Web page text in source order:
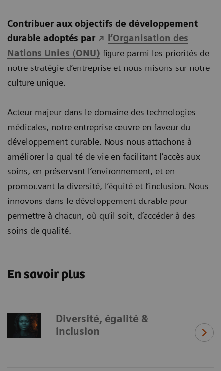
Contribuer aux objectifs de développement
durable adoptés par
l’Organisation des
Nations Unies (ONU) figure parmi les priorités de
notre stratégie d’entreprise et nous misons sur notre
culture unique.
Acteur majeur dans le domaine des technologies
médicales, notre entreprise œuvre en faveur du
développement durable. Nous nous attachons à
améliorer la qualité de vie en facilitant l’accès aux
soins, en préservant l’environnement, et en
promouvant la diversité, l’équité et l’inclusion. Nous
innovons dans le développement durable pour
permettre à chacun, où qu’il soit, d’accéder à des
soins de qualité.
En savoir plus
Diversité, égalité &
inclusion